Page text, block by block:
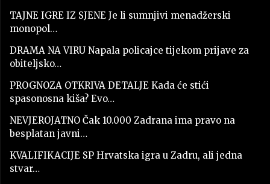
TAJNE IGRE IZ SJENE Je li sumnjivi menadžerski
monopol…
DRAMA NA VIRU Napala policajce tijekom prijave za
obiteljsko…
PROGNOZA OTKRIVA DETALJE Kada će stići
spasonosna kiša? Evo…
NEVJEROJATNO Čak 10.000 Zadrana ima pravo na
besplatan javni…
KVALIFIKACIJE SP Hrvatska igra u Zadru, ali jedna
stvar…